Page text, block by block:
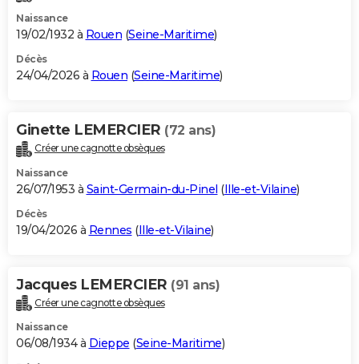
Naissance
19/02/1932 à Rouen (Seine-Maritime)
Décès
24/04/2026 à Rouen (Seine-Maritime)
Ginette LEMERCIER (72 ans)
Créer une cagnotte obsèques
Naissance
26/07/1953 à Saint-Germain-du-Pinel (Ille-et-Vilaine)
Décès
19/04/2026 à Rennes (Ille-et-Vilaine)
Jacques LEMERCIER (91 ans)
Créer une cagnotte obsèques
Naissance
06/08/1934 à Dieppe (Seine-Maritime)